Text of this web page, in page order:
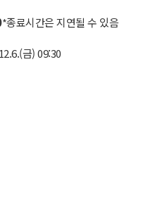
*종료시간은 지연될 수 있음
금) 09:30